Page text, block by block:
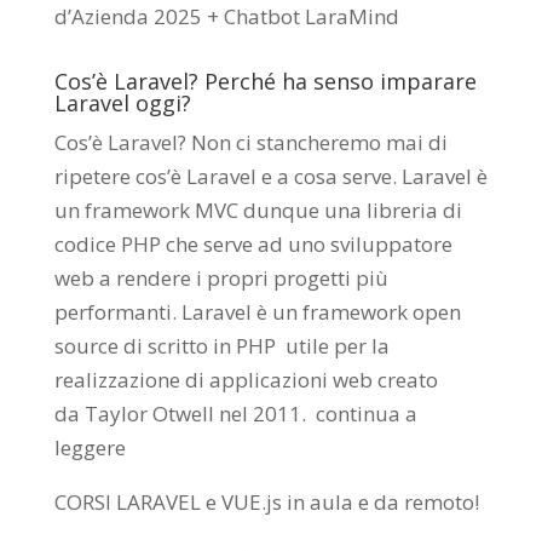
d’Azienda 2025 + Chatbot LaraMind
Cos’è Laravel? Perché ha senso imparare
Laravel oggi?
Cos’è Laravel? Non ci stancheremo mai di
ripetere cos’è Laravel e a cosa serve. Laravel è
un framework MVC dunque una libreria di
codice PHP che serve ad uno sviluppatore
web a rendere i propri progetti più
performanti. Laravel è un framework open
source di scritto in PHP utile per la
realizzazione di applicazioni web creato
da Taylor Otwell nel 2011. continua a
leggere
CORSI LARAVEL e VUE.js in aula e da remoto!